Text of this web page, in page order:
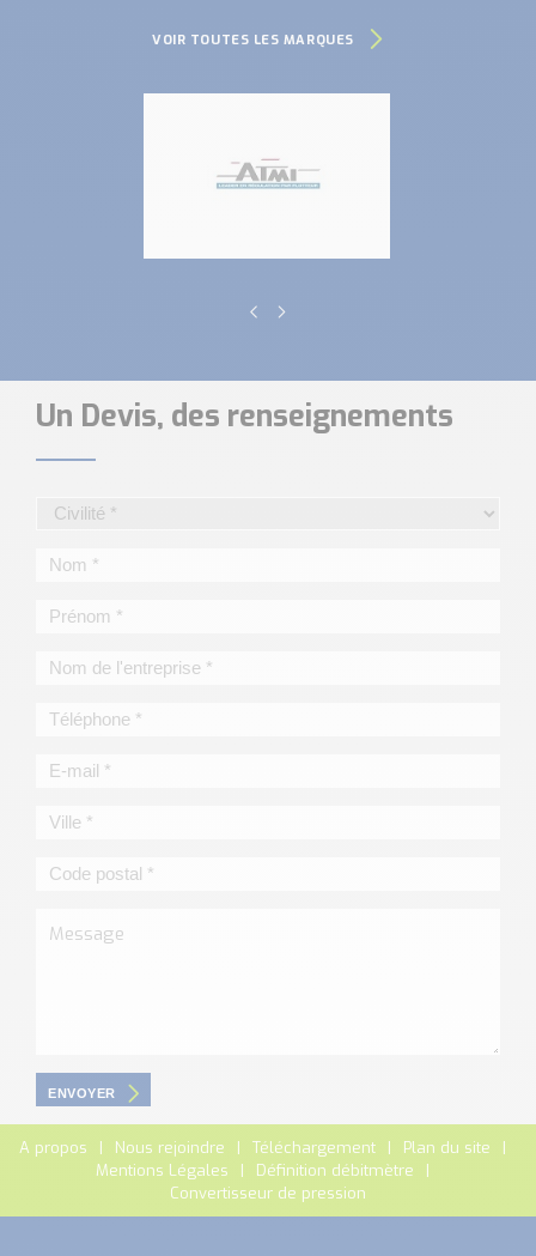
VOIR TOUTES LES MARQUES
Un Devis, des renseignements
ENVOYER
A propos Nous rejoindre Téléchargement
Plan du site
Mentions Légales
Définition débitmètre
Convertisseur de pression